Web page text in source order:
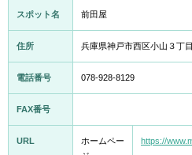
スポット名 前田屋
住所 兵庫県神戸市西区小山３丁
電話番号 078-928-8129
FAX番号
URL
ホームペー
https://